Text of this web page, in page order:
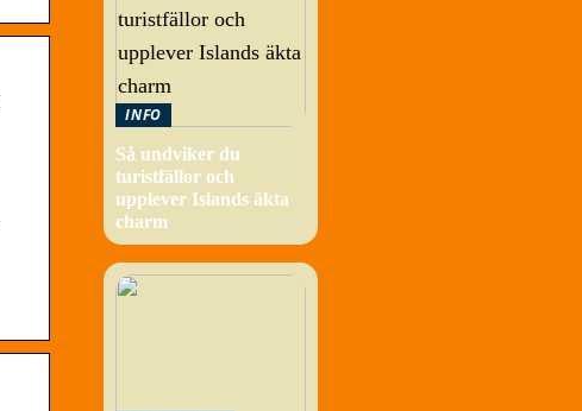
INFO
Så undviker du
turistfällor och
upplever Islands äkta
charm